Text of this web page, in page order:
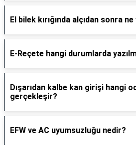
El bilek kırığında alçıdan sonra ne
E-Reçete hangi durumlarda
Dışarıdan kalbe kan girişi hangi
gerçekleşir?
EFW ve AC uyumsuzluğu nedir?